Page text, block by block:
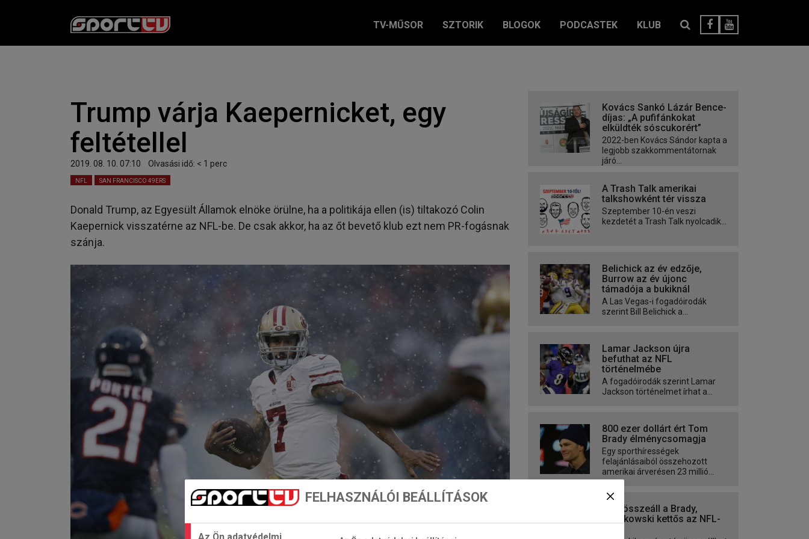
TV-MŰSOR SZTORIK BLOGOK PODCASTEK KLUB
Trump várja Kaepernicket, egy
feltétellel
2019. 08. 10. 07:10 Olvasási idő: < 1 perc
NFL SAN FRANCISCO 49ERS
Donald Trump, az Egyesült Államok elnöke örülne, ha a politikája ellen (is) tiltakozó Colin
Kaepernick visszatérne az NFL-be. De csak akkor, ha az őt bevető klub ezt nem PR-fogásnak
szánja.
Kovács Sankó Lázár Bence-
díjas: „A pufifánkokat
elküldték sóscukorért”
2022-ben Kovács Sándor kapta a
legjobb szakkommentátornak
járó...
A Trash Talk amerikai
talkshowként tér vissza
Szeptember 10-én veszi
kezdetét a Trash Talk nyolcadik...
Belichick az év edzője,
Burrow az év újonc
támadója a bukiknál
A Las Vegas-i fogadóirodák
szerint Bill Belichick a...
Lamar Jackson újra
befuthat az NFL
történelmébe
A fogadóirodák szerint Lamar
Jackson történelmet írhat a...
800 ezer dollárt ért Tom
Brady élménycsomagja
Egy sporthírességek
felajánlásaiból összehozott
amerikai árverésen 23 millió...
Újra összeáll a Brady,
Gronkowski kettős az NFL-
FELHASZNÁLÓI BEÁLLÍTÁSOK